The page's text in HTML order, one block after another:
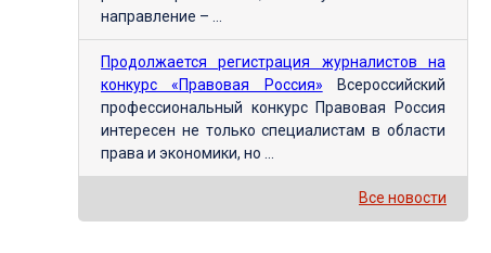
направление – ...
Продолжается регистрация журналистов на
конкурс «Правовая Россия» Всероссийский
профессиональный конкурс Правовая Россия
интересен не только специалистам в области
права и экономики, но ...
Все новости